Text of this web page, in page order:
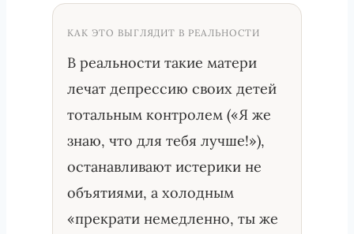
КАК ЭТО ВЫГЛЯДИТ В РЕАЛЬНОСТИ
В реальности такие матери
лечат депрессию своих детей
тотальным контролем («Я же
знаю, что для тебя лучше!»),
останавливают истерики не
объятиями, а холодным
«прекрати немедленно, ты же